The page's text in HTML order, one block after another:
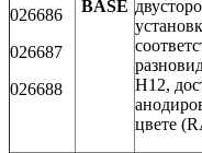
026686
026687
026688
BASE
H12,
цвете